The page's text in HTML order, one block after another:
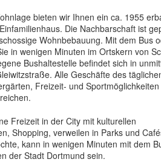
bieten wir Ihnen ein ca. 1955
Die Nachbarschaft ist
Wohnbebauung. Mit dem Bus
in wenigen Minuten im Ortskern von
Bushaltestelle befindet sich in
Alle Geschäfte des
Freizeit- und Sportmöglichkeiten
Freizeit in der City mit kulturellen
Shopping, verweilen in Parks und
kann in wenigen Minuten mit dem
der Stadt Dortmund sein.